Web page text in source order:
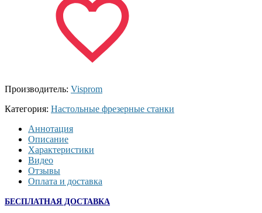
Производитель: Visprom
Категория: Настольные фрезерные станки
Аннотация
Описание
Характеристики
Видео
Отзывы
Оплата и доставка
БЕСПЛАТНАЯ ДОСТАВКА